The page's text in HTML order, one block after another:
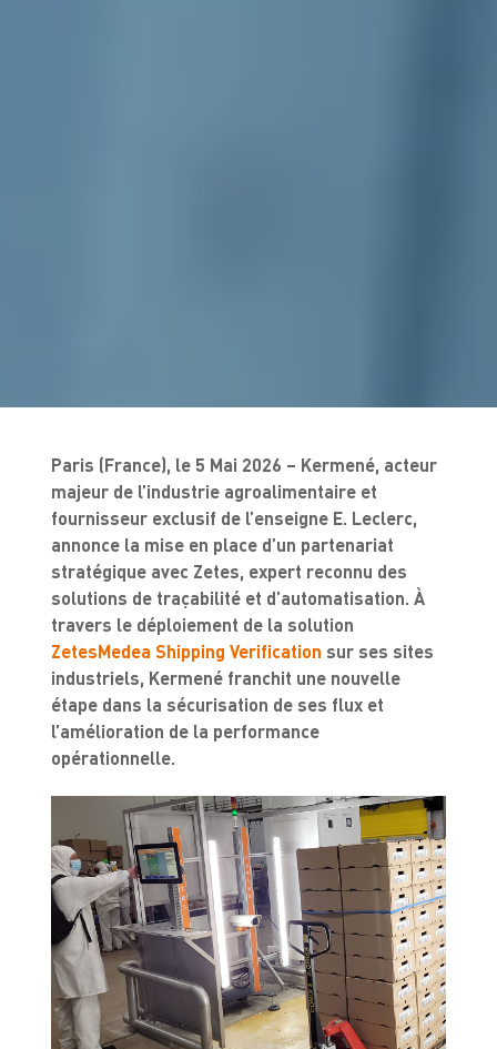
Paris (France), le 5 Mai 2026 – Kermené, acteur
majeur de l’industrie agroalimentaire et
fournisseur exclusif de l’enseigne E. Leclerc,
annonce la mise en place d’un partenariat
stratégique avec Zetes, expert reconnu des
solutions de traçabilité et d’automatisation. À
travers le déploiement de la solution
ZetesMedea Shipping Verification sur ses sites
industriels, Kermené franchit une nouvelle
étape dans la sécurisation de ses flux et
l’amélioration de la performance
opérationnelle.